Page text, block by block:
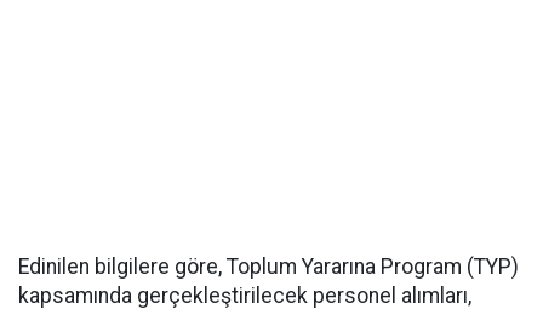
Edinilen bilgilere göre, Toplum Yararına Program (TYP)
kapsamında gerçekleştirilecek personel alımları,